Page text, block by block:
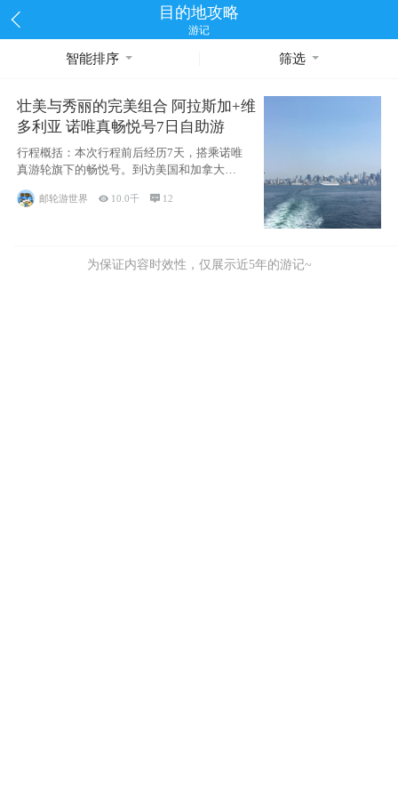
目的地攻略
游记
智能排序 筛选
壮美与秀丽的完美组合 阿拉斯加+维
多利亚 诺唯真畅悦号7日自助游
行程概括：本次行程前后经历7天，搭乘诺唯
真游轮旗下的畅悦号。到访美国和加拿大的4
个州/省：美国华盛顿州
邮轮游世界  10.0千  12
为保证内容时效性，仅展示近5年的游记~